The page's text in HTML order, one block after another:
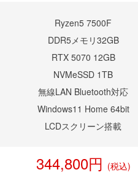
Ryzen5 7500F
DDR5メモリ32GB
RTX 5070 12GB
NVMeSSD 1TB
無線LAN Bluetooth対応
Windows11 Home 64bit
LCDスクリーン搭載
344,800円 (税込)